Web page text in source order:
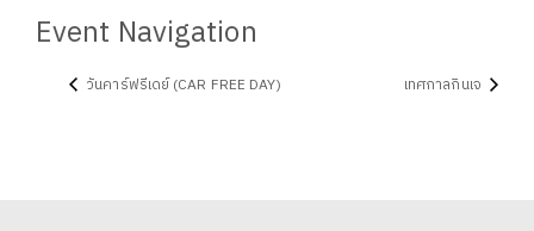
Event Navigation
วันคาร์ฟรีเดย์ (CAR FREE DAY) เทศกาลกินเจ